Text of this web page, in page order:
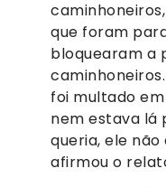
que foram
bloquearam a
foi multado
nem estava lá
queria, ele não
afirmou o